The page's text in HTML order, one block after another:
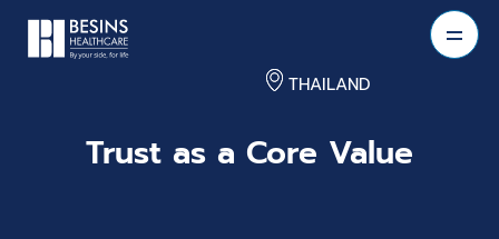
THAILAND
Trust as a Core Value